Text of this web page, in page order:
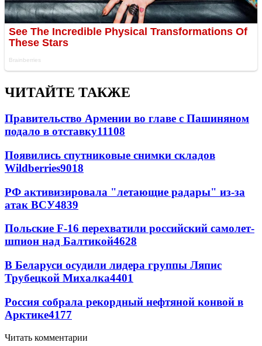
ЧИТАЙТЕ ТАКЖЕ
Правительство Армении во главе с Пашиняном
подало в отставку11108
Появились спутниковые снимки складов
Wildberries9018
РФ активизировала "летающие радары" из-за
атак ВСУ4839
Польские F-16 перехватили российский самолет-
шпион над Балтикой4628
В Беларуси осудили лидера группы Ляпис
Трубецкой Михалка4401
Россия собрала рекордный нефтяной конвой в
Арктике4177
Читать комментарии